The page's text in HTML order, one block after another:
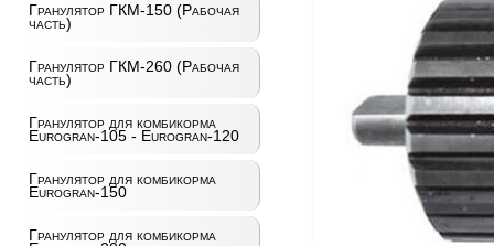
Гранулятор ГКМ-150 (Рабочая
часть)
Гранулятор ГКМ-260 (Рабочая
часть)
Гранулятор для комбикорма
Eurogran-105 - Eurogran-120
Гранулятор для комбикорма
Eurogran-150
Гранулятор для комбикорма